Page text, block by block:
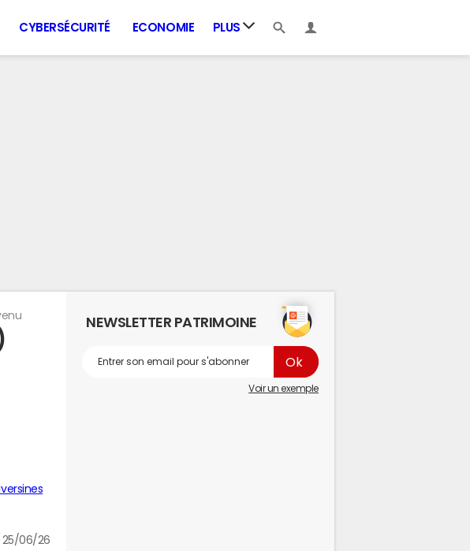
CYBERSÉCURITÉ ECONOMIE PLUS
25/06/26
NEWSLETTER PATRIMOINE
Voir un exemple